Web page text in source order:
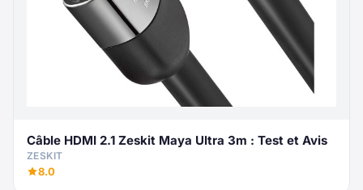
Câble HDMI 2.1 Zeskit Maya Ultra 3m : Test et Avis
ZESKIT
8.0